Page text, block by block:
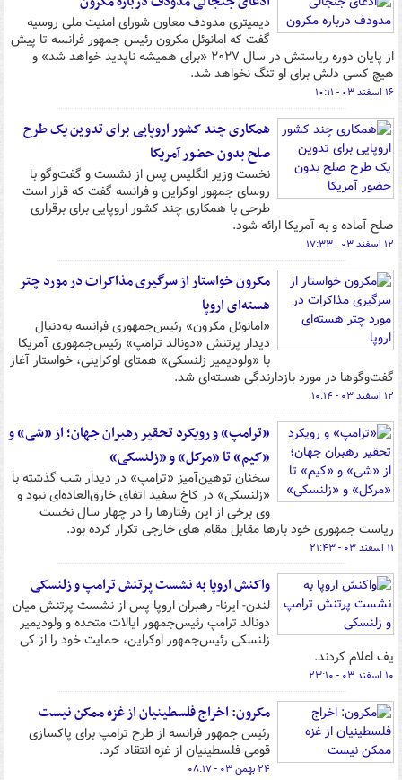
دیمیتری مدودف معاون شورای امنیت ملی روسیه
گفت که امانوئل مکرون رئیس جمهور فرانسه تا پیش
از پایان دوره ریاستش در سال ۲۰۲۷ «برای همیشه ناپدید خواهد شد» و
هیچ کسی دلش برای او تنگ نخواهد شد.
۱۶ اسفند ۰۳ - ۱۰:۱۱
همکاری چند کشور اروپایی برای تدوین یک طرح
صلح بدون حضور آمریکا
نخست وزیر انگلیس پس از نشست و گفت‌وگو با
روسای جمهور اوکراین و فرانسه گفت که قرار است
طرحی با همکاری چند کشور اروپایی برای برقراری
صلح آماده و به آمریکا ارائه شود.
۱۲ اسفند ۰۳ - ۱۷:۳۳
مکرون خواستار از سرگیری مذاکرات در مورد چتر
هسته‌ای اروپا
«امانوئل مکرون» رئیس‌جمهوری فرانسه به‌دنبال
دیدار پرتنش «دونالد ترامپ» رئیس‌جمهوری آمریکا
با «ولودیمیر زلنسکی» همتای اوکراینی، خواستار آغاز
گفت‌وگوها در مورد بازدارندگی هسته‌ای شد.
۱۲ اسفند ۰۳ - ۱۰:۱۴
«ترامپ» و رویکرد تحقیر رهبران جهان؛ از «شی» و
«کیم» تا «مرکل» و «زلنسکی»
سخنان توهین‌آمیز «ترامپ» در دیدار شب گذشته با
«زلنسکی» در کاخ سفید اتفاق خارق‌العاده‌ای نبود و
وی برخی از این رفتارها را در چهار سال نخست
ریاست جمهوری خود بارها مقابل مقام های خارجی تکرار کرده بود.
۱۱ اسفند ۰۳ - ۲۱:۴۳
واکنش اروپا به نشست پرتنش ترامپ و زلنسکی
لندن- ایرنا- رهبران اروپا پس از نشست پرتنش میان
دونالد ترامپ رئیس‌جمهور ایالات متحده و ولودیمیر
زلنسکی رئیس‌جمهور اوکراین، حمایت خود را از کی
یف اعلام کردند.
۱۰ اسفند ۰۳ - ۲۳:۱۰
مکرون: اخراج فلسطینیان از غزه ممکن نیست
رئیس جمهور فرانسه از طرح ترامپ برای پاکسازی
قومی فلسطینیان از غزه انتقاد کرد.
۲۴ بهمن ۰۳ - ۰۸:۱۷